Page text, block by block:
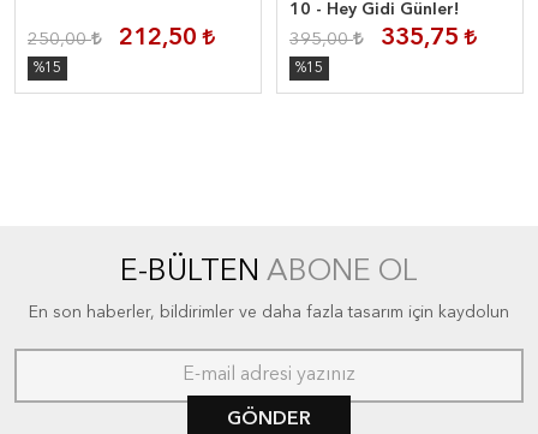
250,00 212,50
%15
10 - Hey Gidi Günler!
395,00 335,75
%15
E-BÜLTEN ABONE OL
En son haberler, bildirimler ve daha fazla tasarım için kaydolun
GÖNDER